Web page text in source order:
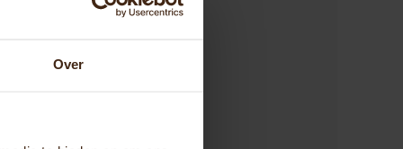
Over
is afgestemd.
we het